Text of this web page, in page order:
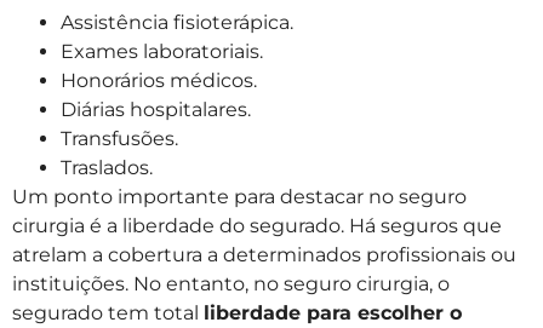
Assistência fisioterápica.
Exames laboratoriais.
Honorários médicos.
Diárias hospitalares.
Transfusões.
Traslados.
Um ponto importante para destacar no seguro
cirurgia é a liberdade do segurado. Há seguros que
atrelam a cobertura a determinados profissionais ou
instituições. No entanto, no seguro cirurgia, o
segurado tem total liberdade para escolher o